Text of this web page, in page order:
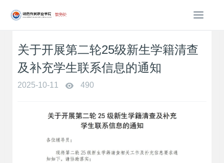
T
关于开展第二轮25级新生学籍清查
及补充学生联系信息的通知
2025-10-11 490